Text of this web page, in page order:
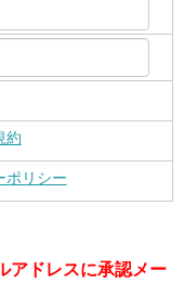
約
ポリシー
アドレスに承認メー